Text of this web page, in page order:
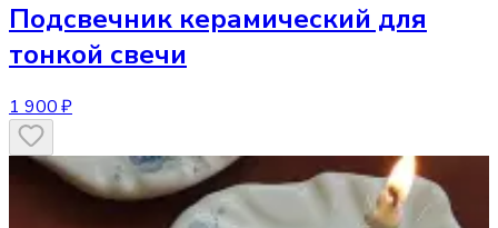
Подсвечник керамический для
тонкой свечи
1 900 ₽